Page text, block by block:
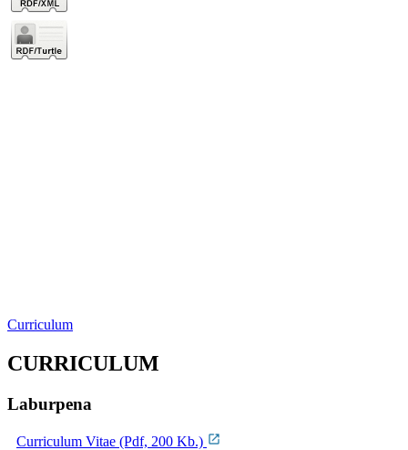
Curriculum
CURRICULUM
Laburpena
Curriculum Vitae (Pdf, 200 Kb.)